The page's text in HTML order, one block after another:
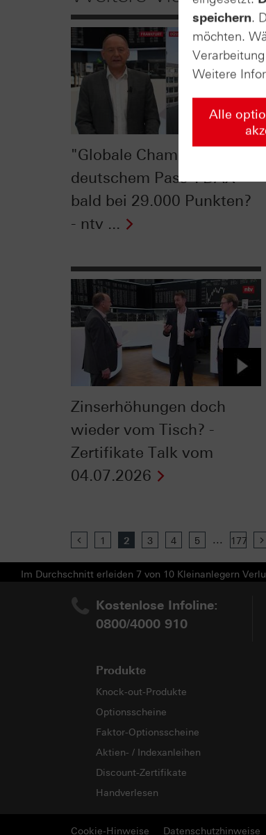
"Globale Champions mit
deutschem Pass": DAX®
bald bei 29.000 Punkten?
- ntv ...
Zinserhöhungen doch
wieder vom Tisch? -
Zertifikate Talk vom
04.07.2026
Previous
1 2 3 4 5 ... 177
Im Durchschnitt erleiden 7 von 10 Kleinanlegern
Kostenlose Infoline:
0800/4000 910
Produkte
Knock-out-Produkte
Optionsscheine
Faktor-Optionsscheine
Aktien- / Indexanleihen
Discount-Zertifikate
Handverlesen
Cookie-Hinweise Datenschutzhinweise
speichern.
möchten.
Weitere
Alle